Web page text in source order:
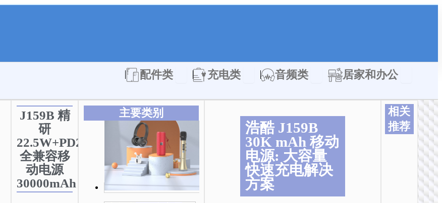
配件类 Open 配件类充电类 Open 充电类音频类 Open 音频类居家和办公
J159B 精
研
22.5W+PD20W
全兼容移
动电源
30000mAh
主要类别
浩酷 J159B
30K mAh 移动
电源: 大容量
快速充电解决
方案
相关
推荐